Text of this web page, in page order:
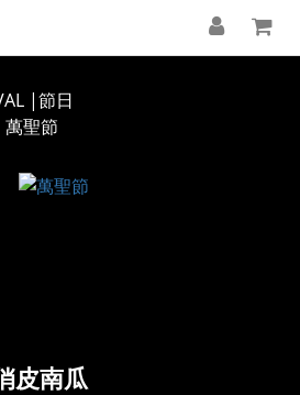
|節日
萬聖節
皮南瓜